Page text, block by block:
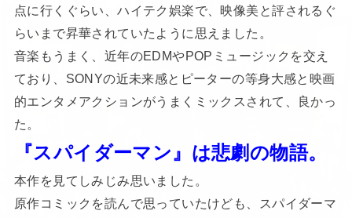
点に行くぐらい、ハイテク娯楽で、映像美と評されるぐ
らいまで昇華されていたように思えました。
音楽もうまく、近年のEDMやPOPミュージックを交え
ており、SONYの近未来感とピーターの等身大感と映画
的エンタメアクションがうまくミックスされて、良かっ
た。
『スパイダーマン』は悲劇の物語。
本作を見てしみじみ思いました。
原作コミックを読んで思っていたけども、スパイダーマ